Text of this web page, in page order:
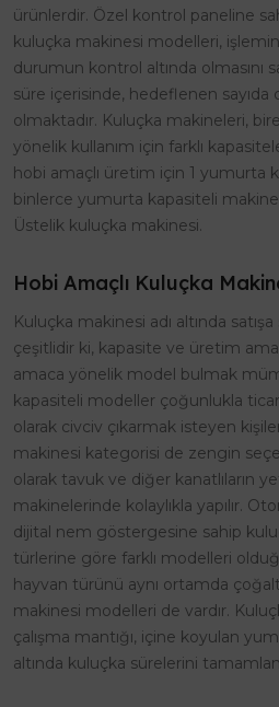
ürünlerdir. Özel kontrol paneline
kuluçka makinesi modelleri,
durumun kontrol altında olmasını
süre içerisinde, hedeflenen
olmaktadır. Kuluçka makineleri,
yönelik kullanım için farklı
hobi amaçlı üretim için 1 yumurta
binlerce yumurta kapasiteli
Üstelik kuluçka makinesi.
Hobi Amaçlı Kuluçka
Kuluçka makinesi adı altında
çeşitlidir ki, kapasite ve üretim
amaca yönelik model bulmak
kapasiteli modeller çoğunlukla
olarak civciv çıkarmak isteyen
makinesi kategorisi de zengin
olarak tavuk ve diğer kanatlıların
makinelerinde kolaylıkla yapılır.
dijital nem göstergesine sahip
türlerine göre farklı modelleri
hayvan türünü aynı ortamda
makinesi modelleri de vardır.
çalışma mantığı, içine koyulan
altında kuluçka sürelerini